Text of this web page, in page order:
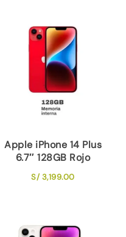
Apple iPhone 14 Plus
6.7″ 128GB Rojo
S/3,199.00